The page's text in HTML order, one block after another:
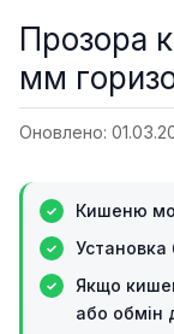
Прозора
мм
Оновлено:
Кишеню
Установка
Якщо
або обмін